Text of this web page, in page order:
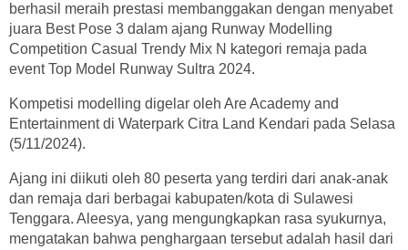
berhasil meraih prestasi membanggakan dengan menyabet
juara Best Pose 3 dalam ajang Runway Modelling
Competition Casual Trendy Mix N kategori remaja pada
event Top Model Runway Sultra 2024.
Kompetisi modelling digelar oleh Are Academy and
Entertainment di Waterpark Citra Land Kendari pada Selasa
(5/11/2024).
Ajang ini diikuti oleh 80 peserta yang terdiri dari anak-anak
dan remaja dari berbagai kabupaten/kota di Sulawesi
Tenggara. Aleesya, yang mengungkapkan rasa syukurnya,
mengatakan bahwa penghargaan tersebut adalah hasil dari